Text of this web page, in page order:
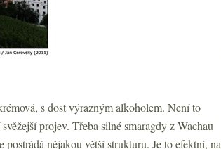
s dost výrazným alkoholem. Není to
projev. Třeba silné smaragdy z Wachau
nějakou větší strukturu. Je to efektní, na